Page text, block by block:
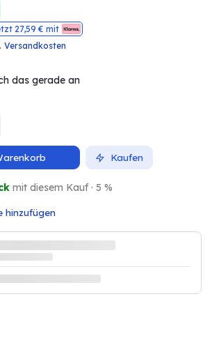
27,59 € mit
. Versandkosten
das gerade an
Kaufen
mit diesem Kauf · 5 %
hinzufügen